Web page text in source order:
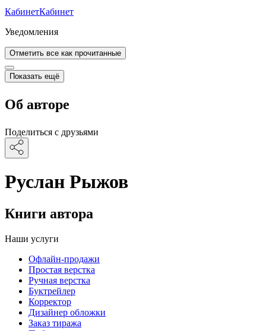
КабинетКабинет
Уведомления
Отметить все как прочитанные
Показать ещё
Об авторе
Поделиться с друзьями
Руслан Рыжов
Книги автора
Наши услуги
Офлайн-продажи
Простая верстка
Ручная верстка
Буктрейлер
Корректор
Дизайнер обложки
Заказ тиража